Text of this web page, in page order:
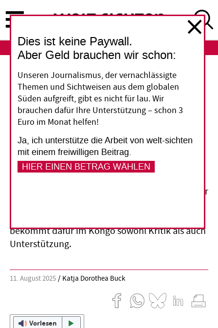
zum
Inhalt
ABO
Demokratische Republik Kongo
Dürfen schwangere
Schülerinnen weiter zur
Schule?
Laut dem Erziehungsministerium der
schwangere Schülerinnen künftig nicht mehr der
bekommt dafür im Kongo sowohl Kritik als auch
Unterstützung.
11. August 2025 Katja Dorothea Buck
Vorlesen
Dies ist keine Paywall.
Aber Geld brauchen wir schon:
Unseren Journalismus, der vernachlässigte
Themen und Sichtweisen aus dem globalen
Süden aufgreift, gibt es nicht für lau. Wir
brauchen dafür Ihre Unterstützung – schon 3
Euro im Monat helfen!
Ja, ich unterstütze die Arbeit von welt-sichten
mit einem freiwilligen Beitrag.
HIER EINEN BETRAG WÄHLEN